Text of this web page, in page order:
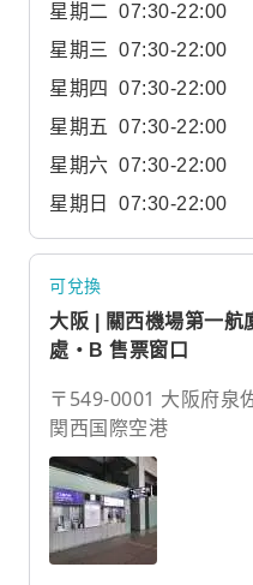
星期二 07:30-22:00
星期三
07:30-22:00
星期四
07:30-22:00
星期五
07:30-22:00
星期六 07:30-22:00
星期日
07:30-22:00
可兌換
大阪 | 關西機場第一航
處・B 售票窗口
〒549-0001 大阪府泉
関西国際空港